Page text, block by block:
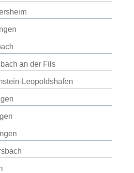
an der Fils
Leopoldshafen